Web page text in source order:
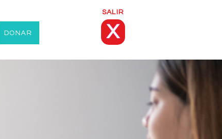
SALIR
DONAR X